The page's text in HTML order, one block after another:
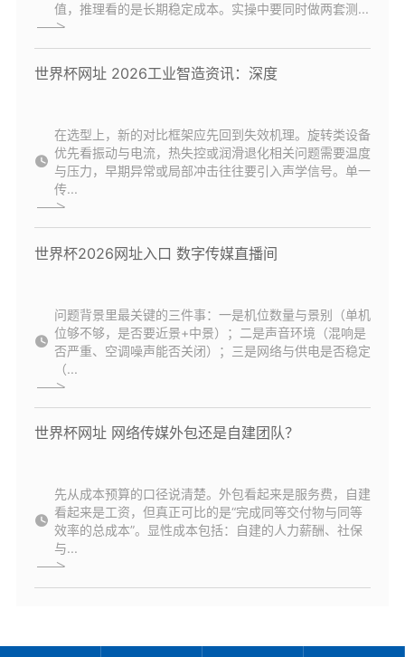
值，推理看的是长期稳定成本。实操中要同时做两套测...
世界杯网址 2026工业智造资讯：深度
在选型上，新的对比框架应先回到失效机理。旋转类设备
优先看振动与电流，热失控或润滑退化相关问题需要温度
与压力，早期异常或局部冲击往往要引入声学信号。单一
传...
世界杯2026网址入口 数字传媒直播间
问题背景里最关键的三件事：一是机位数量与景别（单机
位够不够，是否要近景+中景）；二是声音环境（混响是
否严重、空调噪声能否关闭）；三是网络与供电是否稳定
（...
世界杯网址 网络传媒外包还是自建团队？
先从成本预算的口径说清楚。外包看起来是服务费，自建
看起来是工资，但真正可比的是“完成同等交付物与同等
效率的总成本”。显性成本包括：自建的人力薪酬、社保
与...